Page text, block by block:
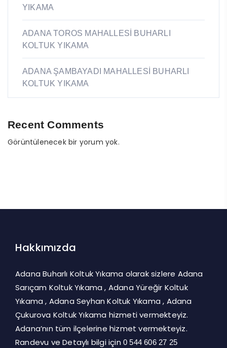
YIKAMA
ADANA TOROS MAHALLESİ BUHARLI
KOLTUK YIKAMA
ADANA ŞAMBAYADI MAHALLESİ BUHARLI
KOLTUK YIKAMA
Recent Comments
Görüntülenecek bir yorum yok.
Hakkımızda
Adana Buharlı Koltuk Yıkama olarak sizlere Adana
Sarıçam Koltuk Yıkama , Adana Yüreğir Koltuk
Yıkama , Adana Seyhan Koltuk Yıkama , Adana
Çukurova Koltuk Yıkama hizmeti vermekteyiz.
Adana’nın tüm ilçelerine hizmet vermekteyiz.
Randevu ve Detaylı bilgi için 0 544 606 27 25